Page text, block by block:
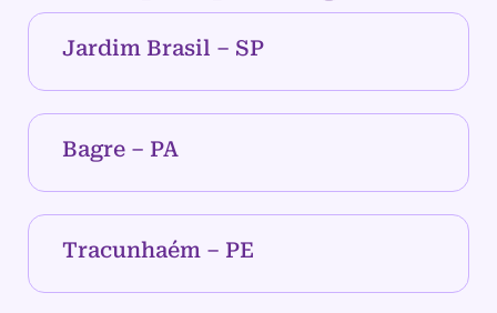
Jardim Brasil – SP
Bagre – PA
Tracunhaém – PE